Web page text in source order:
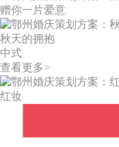
赠你一片爱意
秋天的拥抱
中式
查看更多>
红妆